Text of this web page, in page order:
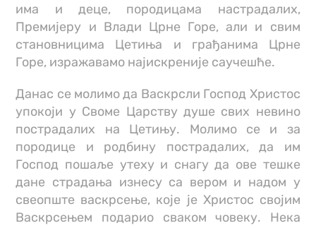
има и деце, породицама настрадалих,
Премијеру и Влади Црне Горе, али и свим
становницима Цетиња и грађанима Црне
Горе, изражавамо најискреније саучешће.
Данас се молимо да Васкрсли Господ Христос
упокоји у Своме Царству душе свих невино
пострадалих на Цетињу. Молимо се и за
породице и родбину пострадалих, да им
Господ пошаље утеху и снагу да ове тешке
дане страдања изнесу са вером и надом у
свеопште васкрсење, које је Христос својим
Васкрсењем подарио сваком човеку. Нека